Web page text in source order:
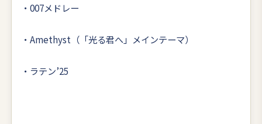
・007メドレー
・Amethyst（「光る君へ」メインテーマ）
・ラテン’25